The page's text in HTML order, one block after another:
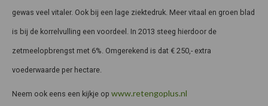
gewas veel vitaler. Ook bij een lage ziektedruk. Meer vitaal en groen blad
is bij de korrelvulling een voordeel. In 2013 steeg hierdoor de
zetmeelopbrengst met 6%. Omgerekend is dat € 250,- extra
voederwaarde per hectare.
Neem ook eens een kijkje op www.retengoplus.nl